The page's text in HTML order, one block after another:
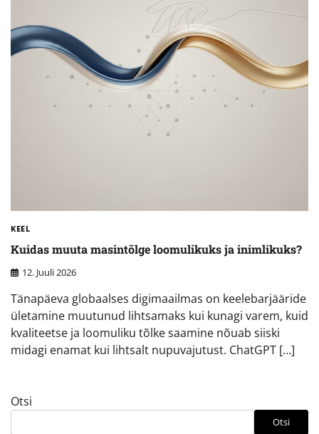
KEEL
Kuidas muuta masintõlge loomulikuks ja inimlikuks?
12. Juuli 2026
Tänapäeva globaalses digimaailmas on keelebarjääride
ületamine muutunud lihtsamaks kui kunagi varem, kuid
kvaliteetse ja loomuliku tõlke saamine nõuab siiski
midagi enamat kui lihtsalt nupuvajutust. ChatGPT […]
Otsi
Otsi